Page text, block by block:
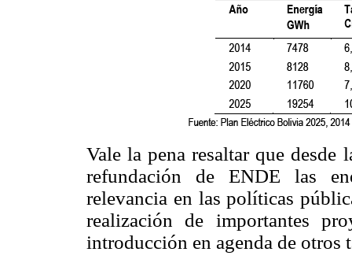
Vale la pena resaltar que
refundación de ENDE las
relevancia en las políticas
realización de importantes
introducción en agenda de otros